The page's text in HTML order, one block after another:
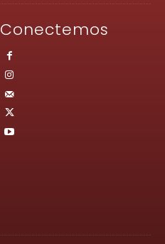
Conectemos